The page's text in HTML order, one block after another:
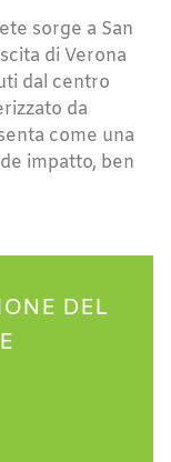
sorge a San
di Verona
dal centro
da
come una
impatto, ben
DEL